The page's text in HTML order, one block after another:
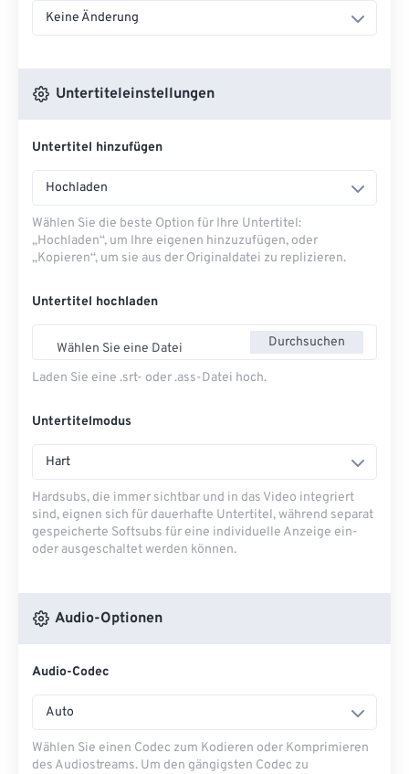
Keine Änderung
Untertiteleinstellungen
Untertitel hinzufügen
Hochladen
Wählen Sie die beste Option für Ihre Untertitel:
„Hochladen“, um Ihre eigenen hinzuzufügen, oder
„Kopieren“, um sie aus der Originaldatei zu replizieren.
Untertitel hochladen
Wählen Sie eine Datei Durchsuchen
Laden Sie eine .srt- oder .ass-Datei hoch.
Untertitelmodus
Hart
Hardsubs, die immer sichtbar und in das Video integriert
sind, eignen sich für dauerhafte Untertitel, während separat
gespeicherte Softsubs für eine individuelle Anzeige ein-
oder ausgeschaltet werden können.
Audio-Optionen
Audio-Codec
Auto
Wählen Sie einen Codec zum Kodieren oder Komprimieren
des Audiostreams. Um den gängigsten Codec zu